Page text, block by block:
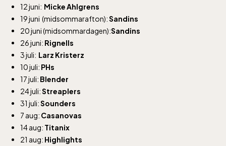
12 juni: Micke Ahlgrens
19 juni (midsommarafton):Sandins
20 juni (midsommardagen):Sandins
26 juni: Rignells
3 juli: Larz Kristerz
10 juli: PHs
17 juli: Blender
24 juli:Streaplers
31 juli:Sounders
7 aug: Casanovas
14 aug: Titanix
21 aug: Highlights